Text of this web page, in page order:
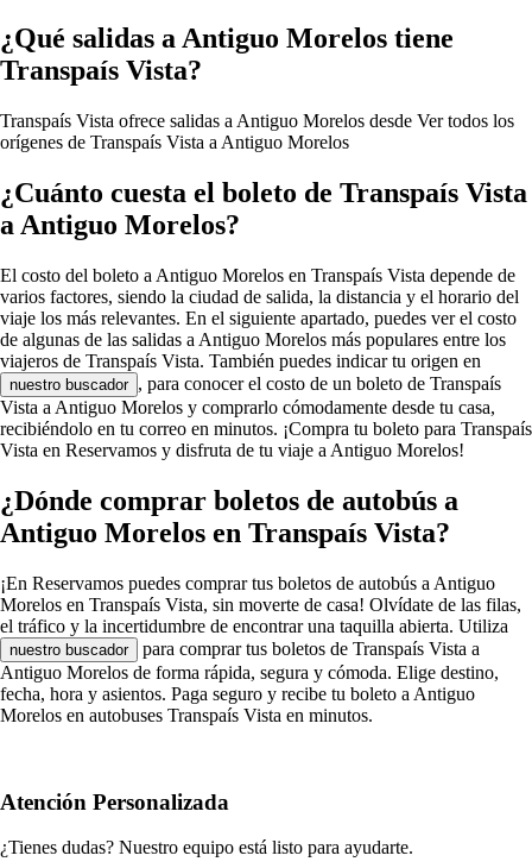
¿Qué salidas a Antiguo Morelos tiene
Transpaís Vista?
Transpaís Vista ofrece salidas a Antiguo Morelos desde Ver todos los
orígenes de Transpaís Vista a Antiguo Morelos
¿Cuánto cuesta el boleto de Transpaís Vista
a Antiguo Morelos?
El costo del boleto a Antiguo Morelos en Transpaís Vista depende de
varios factores, siendo la ciudad de salida, la distancia y el horario del
viaje los más relevantes. En el siguiente apartado, puedes ver el costo
de algunas de las salidas a Antiguo Morelos más populares entre los
viajeros de Transpaís Vista. También puedes indicar tu origen en
nuestro buscador , para conocer el costo de un boleto de Transpaís
Vista a Antiguo Morelos y comprarlo cómodamente desde tu casa,
recibiéndolo en tu correo en minutos. ¡Compra tu boleto para Transpaís
Vista en Reservamos y disfruta de tu viaje a Antiguo Morelos!
¿Dónde comprar boletos de autobús a
Antiguo Morelos en Transpaís Vista?
¡En Reservamos puedes comprar tus boletos de autobús a Antiguo
Morelos en Transpaís Vista, sin moverte de casa! Olvídate de las filas,
el tráfico y la incertidumbre de encontrar una taquilla abierta. Utiliza
nuestro buscador
para comprar tus boletos de Transpaís Vista a
Antiguo Morelos de forma rápida, segura y cómoda. Elige destino,
fecha, hora y asientos. Paga seguro y recibe tu boleto a Antiguo
Morelos en autobuses Transpaís Vista en minutos.
Atención Personalizada
¿Tienes dudas? Nuestro equipo está listo para ayudarte.